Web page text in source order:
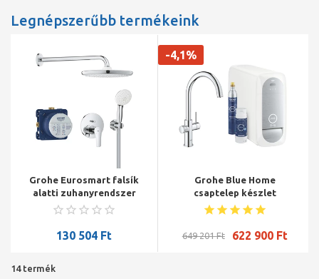
Legnépszerűbb termékeink
Grohe Eurosmart falsík
alatti zuhanyrendszer
Tempesta 250
forma), króm
130 504 Ft
Grohe Blue Home
csaptelep készlet
szabályozható
alakú kifolyóval, króm
-4,1%
649 201 Ft 622 900 Ft
14 termék